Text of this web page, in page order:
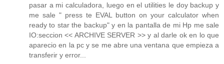
pasar a mi calculadora, luego en el utilities le doy backup y
me sale " press te EVAL button on your calculator when
ready to star the backup" y en la pantalla de mi Hp me sale
IO:seccion << ARCHIVE SERVER >> y al darle ok en lo que
aparecio en la pc y se me abre una ventana que empieza a
transferir y error...